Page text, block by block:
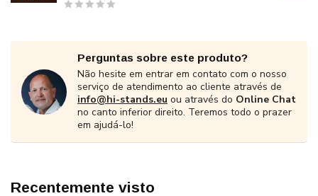
Perguntas sobre este produto?
Não hesite em entrar em contato com o nosso
serviço de atendimento ao cliente através de
info@hi-stands.eu ou através do Online Chat
no canto inferior direito. Teremos todo o prazer
em ajudá-lo!
Recentemente visto